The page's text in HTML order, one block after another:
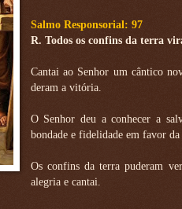
Salmo Responsorial: 97
R. Todos os confins da terra
Cantai ao Senhor um cântico
deram a vitória.
O Senhor deu a conhecer a
bondade e fidelidade em favor da
Os confins da terra puderam
alegria e cantai.